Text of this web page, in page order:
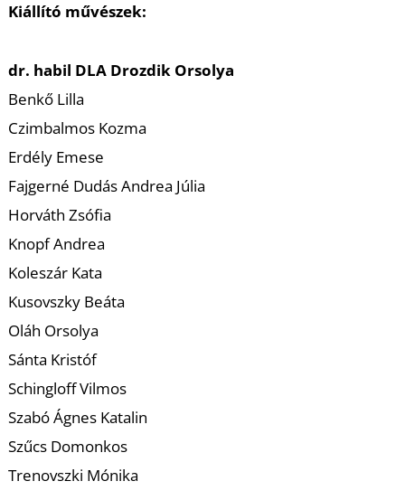
Kiállító művészek:
dr. habil DLA Drozdik Orsolya
Benkő Lilla
Czimbalmos Kozma
Erdély Emese
Fajgerné Dudás Andrea Júlia
Horváth Zsófia
Knopf Andrea
Koleszár Kata
Kusovszky Beáta
Oláh Orsolya
Sánta Kristóf
Schingloff Vilmos
Szabó Ágnes Katalin
Szűcs Domonkos
Trenovszki Mónika